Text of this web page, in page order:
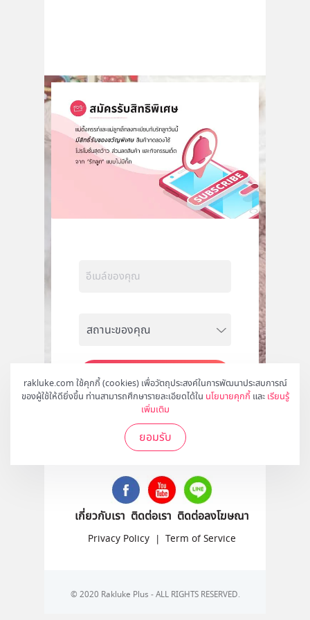
rakluke.com ใช้คุกกี้ (cookies) เพื่อวัตถุประสงค์ในการพัฒนาประสบการณ์
ของผู้ใช้ให้ดียิ่งขึ้น ท่านสามารถศึกษารายละเอียดได้ใน นโยบายคุกกี้ และ เรียนรู้
เพิ่มเติม
ยอมรับ
สมัคร
ติดตามเราได้ที่
เกี่ยวกับเรา ติดต่อเรา ติดต่อลงโฆษณา
Privacy Policy | Term of Service
© 2020 Rakluke Plus - ALL RIGHTS RESERVED.